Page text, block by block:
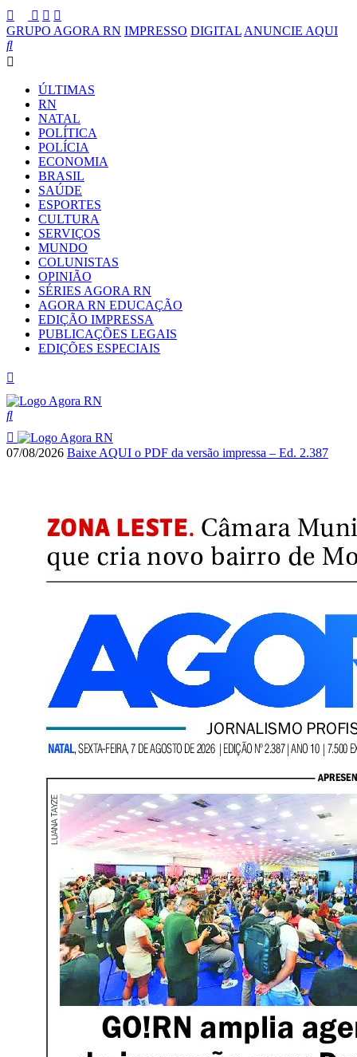
GRUPO AGORA RN IMPRESSO DIGITAL ANUNCIE AQUI
ÚLTIMAS
RN
NATAL
POLÍTICA
POLÍCIA
ECONOMIA
BRASIL
SAÚDE
ESPORTES
CULTURA
SERVIÇOS
MUNDO
COLUNISTAS
OPINIÃO
SÉRIES AGORA RN
AGORA RN EDUCAÇÃO
EDIÇÃO IMPRESSA
PUBLICAÇÕES LEGAIS
EDIÇÕES ESPECIAIS
07/08/2026 Baixe AQUI o PDF da versão impressa – Ed. 2.387